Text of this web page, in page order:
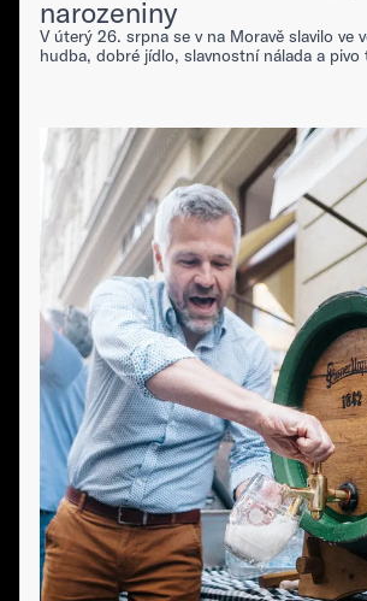
narozeniny
V úterý 26. srpna se v na Moravě slavilo ve
hudba, dobré jídlo, slavnostní nálada a pivo